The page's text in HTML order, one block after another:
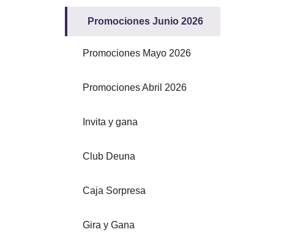
Promociones Junio 2026
Promociones Mayo 2026
Promociones Abril 2026
Invita y gana
Club Deuna
Caja Sorpresa
Gira y Gana